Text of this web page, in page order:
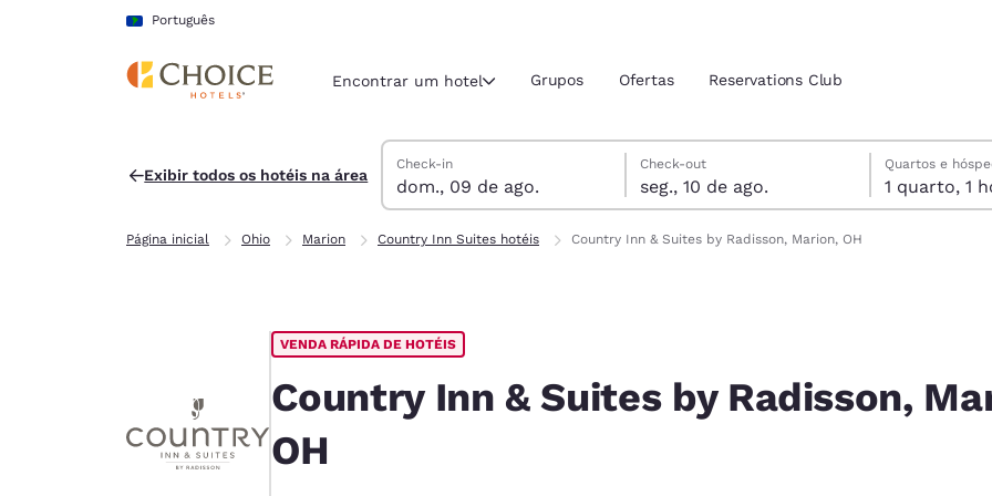
Pular Para Conteúdo Principal
Português
Região e localização atuais
Português
United States
Encontrar um hotel Grupos Ofertas Reservations Club
Exibir todos os hotéis na área
Pesquisar hotéis
domingo, 9 de agosto
Check-in
dom., 09 de ago.
segunda-feira, 10 de agosto
Check-out
seg., 10 de ago.
segunda-feira, 10 de agosto data de check-out selecionada
domingo, 9 de agosto data do check-in selecionada
Quartos e
1
Página inicial Ohio Marion Country Inn Suites hotéis Country Inn & Suites by Radisson, Marion, OH
VENDA RÁPIDA DE HOTÉIS
Country Inn & Suites by Radisson,
OH